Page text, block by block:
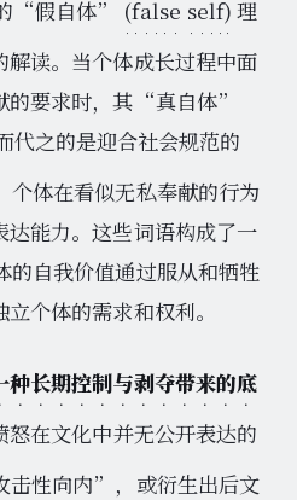
“假自体” (false self) 理
读。当个体成长过程中面
的要求时，其“真自体”
代之的是迎合社会规范的
体在看似无私奉献的行为
能力。这些词语构成了一
自我价值通过服从和牺牲
个体的需求和权利。
种长期控制与剥夺带来的底
怒在文化中并无公开表达的
击性向内”，或衍生出后文